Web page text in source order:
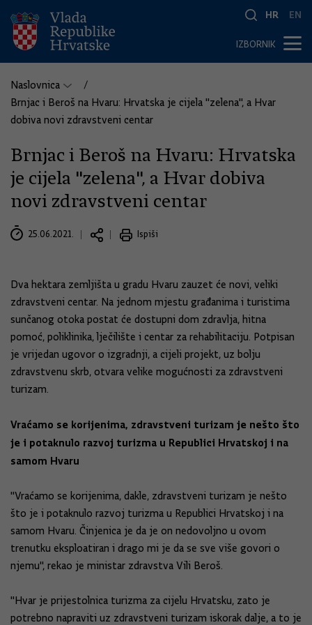
HR EN
IZBORNIK
Naslovnica
Brnjac i Beroš na Hvaru: Hrvatska je cijela "zelena", a Hvar
dobiva novi zdravstveni centar
Brnjac i Beroš na Hvaru: Hrvatska
je cijela "zelena", a Hvar dobiva
novi zdravstveni centar
25.06.2021. Ispiši
Dva hektara zemljišta u gradu Hvaru zauzet će novi, veliki
zdravstveni centar. Na jednom mjestu građanima i turistima
sunčanog otoka postat će dostupni dom zdravlja, hitna
pomoć, poliklinika, lječilište i centar za rehabilitaciju. Potpisan
je vrijedan ugovor o izgradnji, a cijeli projekt, uz bolju
zdravstvenu skrb, otvara velike mogućnosti za zdravstveni
turizam.
Vraćamo se korijenima, zdravstveni turizam je nešto što
je i potaknulo razvoj turizma u Republici Hrvatskoj i na
samom Hvaru
"Vraćamo se korijenima, dakle, zdravstveni turizam je nešto
što je i potaknulo razvoj turizma u Republici Hrvatskoj i na
samom Hvaru. Činjenica je da je on nedovoljno u ovom
trenutku eksploatiran i drago mi je da se sve više govori o
njemu", rekao je ministar zdravstva Vili Beroš.
"Hvar je prijestolnica turizma za cijelu Hrvatsku, zato je
potrebno napraviti uz zdravstveni turizam iskorak dalje, a to je